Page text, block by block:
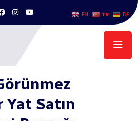
EN TR DE
Bir Yat Satın Alırken
Satın